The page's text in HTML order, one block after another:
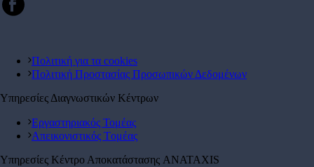
Πολιτική για τα cookies
Πολιτική Προστασίας Προσωπικών Δεδομένων
Υπηρεσίες Διαγνωστικών Κέντρων
Εργαστηριακός Τομέας
Απεικονιστικός Tομέας
Υπηρεσίες Κέντρο Αποκατάστασης ANATAXIS